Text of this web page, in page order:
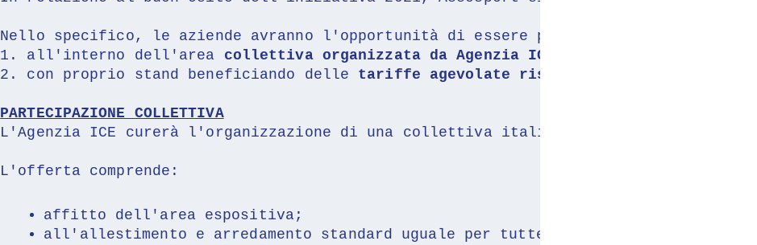
Nello specifico, le aziende avranno l'opportunità di essere presenti all'evento:
1. all'interno dell'area collettiva organizzata da Agenzia ICE,
2. con proprio stand beneficiando delle tariffe agevolate riservate esclusivamente
PARTECIPAZIONE COLLETTIVA
L'Agenzia ICE curerà l'organizzazione di una collettiva italiana in un'area
L'offerta comprende:
affitto dell'area espositiva;
all'allestimento e arredamento standard uguale per tutte le aziende